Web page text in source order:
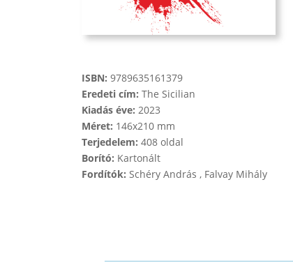
ISBN: 9789635161379
Eredeti cím: The Sicilian
Kiadás éve: 2023
Méret: 146x210 mm
Terjedelem: 408 oldal
Borító: Kartonált
Fordítók: Schéry András , Falvay Mihály